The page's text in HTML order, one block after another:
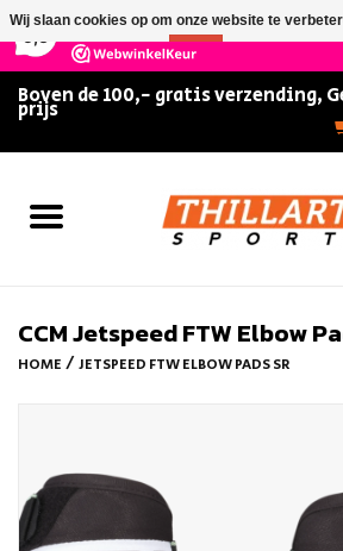
147 Reviews
Boven de 100,- gratis verzending,
prijs
Home
FITNESS & ULTIMATE SHAPE
CCM Jetspeed FTW Elbow
HOME /JETSPEED FTW ELBOW PADS SR
Wij slaan cookies op om onze website te
Nee